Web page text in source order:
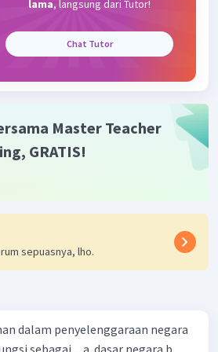
adalah:
lama, langsung dari Tutor!
Chat Tutor
Master Teacher
GRATIS!
sepuasnya, lho.
dalam penyelenggaraan negara
sebagai.... a. dasar negara b.